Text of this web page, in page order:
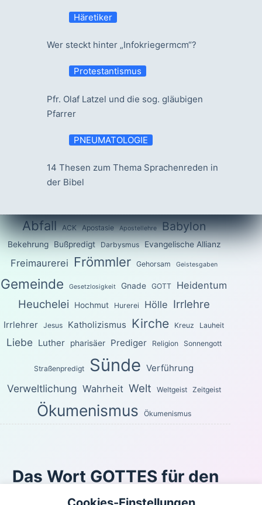
Häretiker
Wer steckt hinter „Infokriegermcm“?
Protestantismus
Pfr. Olaf Latzel und die sog. gläubigen
Pfarrer
PNEUMATOLOGIE
14 Thesen zum Thema Sprachenreden in
der Bibel
Abfall ACK Apostasie Apostellehre Babylon
Bekehrung Bußpredigt Darbysmus Evangelische Allianz
Freimaurerei Frömmler Gehorsam Geistesgaben
Gemeinde Gesetzlosigkeit Gnade GOTT Heidentum
Heuchelei Hochmut Hurerei Hölle Irrlehre
Irrlehrer Jesus Katholizismus Kirche Kreuz Lauheit
Liebe Luther pharisäer Prediger Religion Sonnengott
Straßenpredigt Sünde Verführung
Verweltlichung Wahrheit Welt Weltgeist Zeitgeist
Ökumenismus Ökumenismus
Das Wort GOTTES für den
heutigen Tag